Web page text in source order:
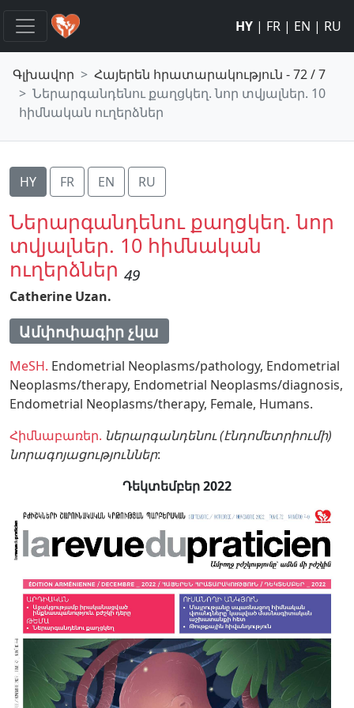
HY | FR | EN | RU
Գլխավոր
Հայերեն հրատարակություն - 72 / 7
Ներարգանդենու քաղցկեղ. նոր տվյալներ. 10
հիմնական ուղերձներ
HY FR EN RU
Ներարգանդենու քաղցկեղ. նոր
տվյալներ. 10 հիմնական
ուղերձներ 49
Catherine Uzan.
Ամփոփագիր չկա
MeSH. Endometrial Neoplasms/pathology, Endometrial
Neoplasms/therapy, Endometrial Neoplasms/diagnosis,
Endometrial Neoplasms/therapy, Female, Humans.
Հիմնաբառեր. ներարգանդենու (էնդոմետրիումի)
նորագոյացություններ:
Դեկտեմբեր 2022